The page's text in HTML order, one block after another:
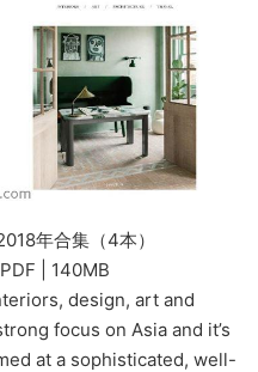
年合集（4本）
| 140MB
design, art and
focus on Asia and it’s
at a sophisticated, well-